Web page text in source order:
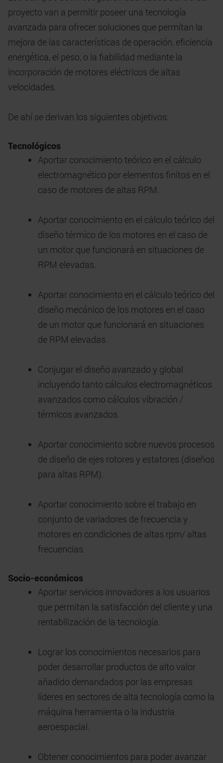
proyecto van a permitir poseer una tecnología
avanzada para ofrecer soluciones que permitan la
mejora de las características de operación, eficiencia
energética, el peso, o la fiabilidad mediante la
incorporación de motores eléctricos de altas
velocidades.
De ahí se derivan los siguientes objetivos:
Tecnológicos
Aportar conocimiento teórico en el cálculo
electromagnético por elementos finitos en el
caso de motores de altas RPM.
Aportar conocimiento en el cálculo teórico del
diseño térmico de los motores en el caso de
un motor que funcionará en situaciones de
RPM elevadas.
Aportar conocimiento en el cálculo teórico del
diseño mecánico de los motores en el caso
de un motor que funcionará en situaciones
de RPM elevadas.
Conjugar el diseño avanzado y global
incluyendo tanto cálculos electromagnéticos
avanzados como cálculos vibración /
térmicos avanzados.
Aportar conocimiento sobre nuevos procesos
de diseño de ejes rotores y estatores (diseños
para altas RPM).
Aportar conocimiento sobre el trabajo en
conjunto de variadores de frecuencia y
motores en condiciones de altas rpm/ altas
frecuencias.
Socio-económicos
Aportar servicios innovadores a los usuarios
que permitan la satisfacción del cliente y una
rentabilización de la tecnología.
Lograr los conocimientos necesarios para
poder desarrollar productos de alto valor
añadido demandados por las empresas
líderes en sectores de alta tecnología como la
máquina herramienta o la industria
aeroespacial.
Obtener conocimientos para poder avanzar